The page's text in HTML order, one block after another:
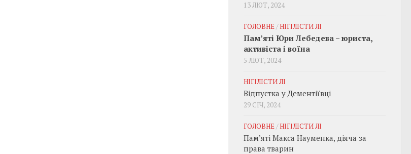
13 ЛЮТ, 2024
ГОЛОВНЕ/НІГІЛІСТИ ЛІ
Пам’яті Юри Лебедева – юриста,
активіста і воїна
5 ЛЮТ, 2024
НІГІЛІСТИ ЛІ
Відпустка у Дементіївці
29 СІЧ, 2024
ГОЛОВНЕ/НІГІЛІСТИ ЛІ
Пам’яті Макса Науменка, діяча за
права тварин